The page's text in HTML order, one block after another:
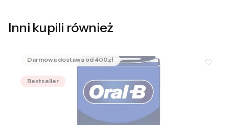
Inni kupili również
Bestseller